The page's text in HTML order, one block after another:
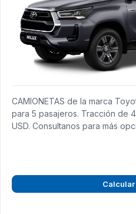
CAMIONETAS de la marca
para 5 pasajeros. Tracción de
USD. Consultanos para más